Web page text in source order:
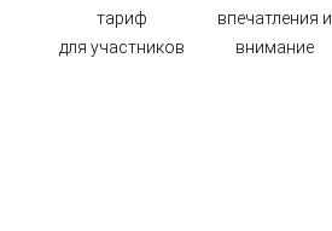
тариф
для участников
впечатления и
внимание